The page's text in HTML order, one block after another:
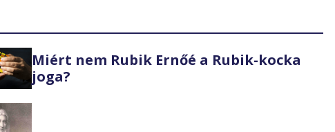
Miért nem Rubik Ernőé a Rubik-kocka
joga?